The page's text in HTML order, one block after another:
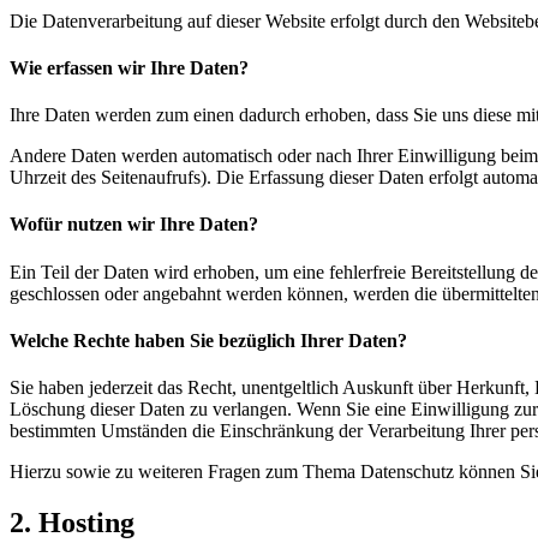
Die Datenverarbeitung auf dieser Website erfolgt durch den
Wie erfassen wir Ihre Daten?
Ihre Daten werden zum einen dadurch erhoben, dass Sie uns diese
Andere Daten werden automatisch oder nach Ihrer Einwilligung
Uhrzeit des Seitenaufrufs). Die Erfassung dieser Daten erfolgt
Wofür nutzen wir Ihre Daten?
Ein Teil der Daten wird erhoben, um eine fehlerfreie Bereitstellung
geschlossen oder angebahnt werden können, werden die
Welche Rechte haben Sie bezüglich Ihrer Daten?
Sie haben jederzeit das Recht, unentgeltlich Auskunft über
Löschung dieser Daten zu verlangen. Wenn Sie eine Einwilligung
bestimmten Umständen die Einschränkung der Verarbeitung Ihrer
Hierzu sowie zu weiteren Fragen zum Thema Datenschutz können
2. Hosting